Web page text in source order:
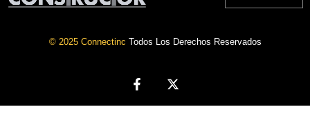
© 2025 Connectinc Todos Los Derechos Reservados